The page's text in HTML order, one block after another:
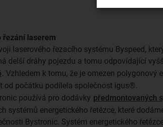
řezání laserem
laserového řezacího systému Byspeed,
delší dráhy pojezdu a tomu odpovídající
. Vzhledem k tomu, že je omezen polygonový
od počátku podílela společnost igus®.
používá pro dodávky předmontovaných
systémů energetického řetězce, které
Bystronic. Systém energetického